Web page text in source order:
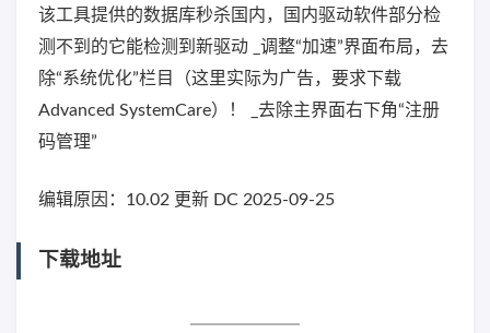
该工具提供的数据库秒杀国内，国内驱动软件部分检
测不到的它能检测到新驱动 _调整“加速”界面布局，去
除“系统优化”栏目（这里实际为广告，要求下载
Advanced SystemCare）！ _去除主界面右下角“注册
码管理”
编辑原因：10.02 更新 DC 2025-09-25
下载地址